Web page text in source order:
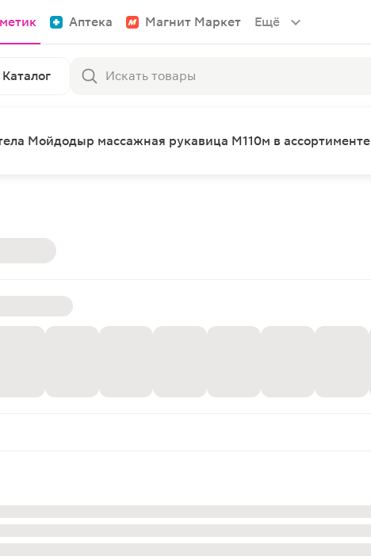
Аптека Магнит Маркет Ещё
Каталог
Мойдодыр массажная рукавица М110м в ассортименте